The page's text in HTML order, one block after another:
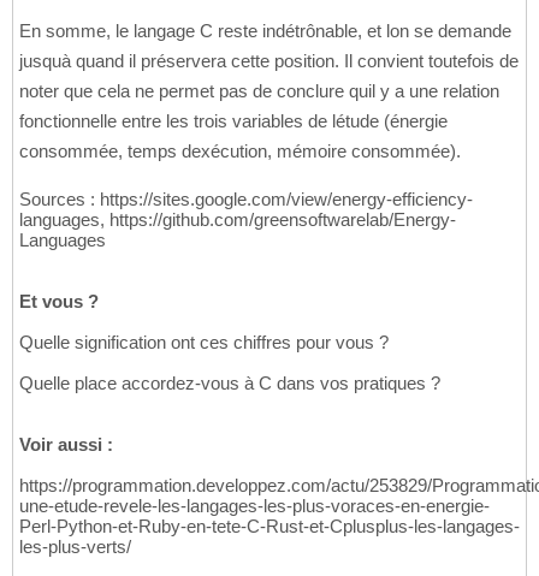
En somme, le langage C reste indétrônable, et lon se demande
jusquà quand il préservera cette position. Il convient toutefois de
noter que cela ne permet pas de conclure quil y a une relation
fonctionnelle entre les trois variables de létude (énergie
consommée, temps dexécution, mémoire consommée).
Sources : https://sites.google.com/view/energy-efficiency-
languages, https://github.com/greensoftwarelab/Energy-
Languages
Et vous ?
Quelle signification ont ces chiffres pour vous ?
Quelle place accordez-vous à C dans vos pratiques ?
Voir aussi :
https://programmation.developpez.com/actu/253829/
une-etude-revele-les-langages-les-plus-voraces-en-energie-
Perl-Python-et-Ruby-en-tete-C-Rust-et-Cplusplus-les-langages-
les-plus-verts/